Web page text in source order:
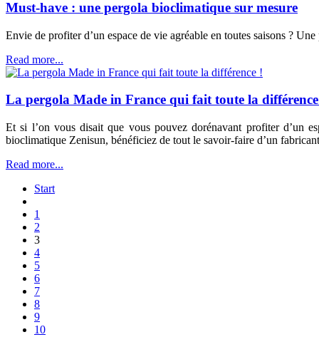
Must-have : une pergola bioclimatique sur mesure
Envie de profiter d’un espace de vie agréable en toutes saisons ?
Read more...
La pergola Made in France qui fait toute la
Et si l’on vous disait que vous pouvez dorénavant profiter d’un
bioclimatique Zenisun, bénéficiez de tout le savoir-faire d’un
Read more...
Start
1
2
3
4
5
6
7
8
9
10